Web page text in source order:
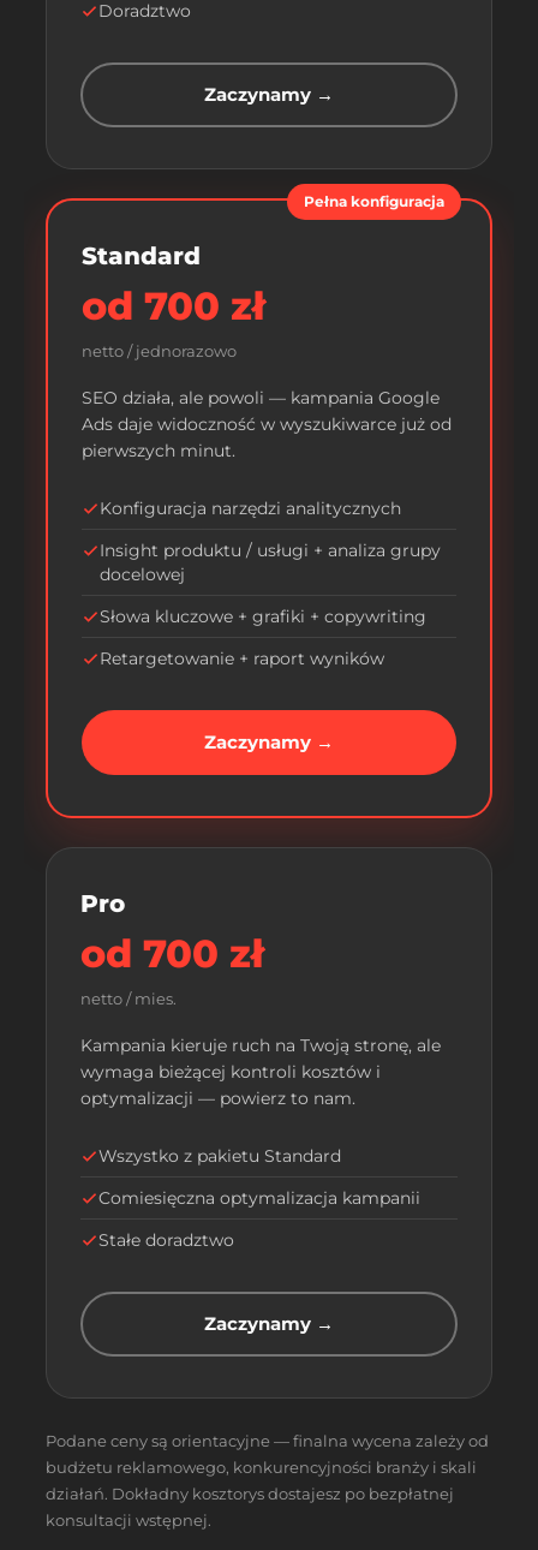
Doradztwo
Zaczynamy →
Pełna konfiguracja
Standard
od 700 zł
netto / jednorazowo
SEO działa, ale powoli — kampania Google
Ads daje widoczność w wyszukiwarce już od
pierwszych minut.
Konfiguracja narzędzi analitycznych
Insight produktu / usługi + analiza grupy
docelowej
Słowa kluczowe + grafiki + copywriting
Retargetowanie + raport wyników
Zaczynamy →
Pro
od 700 zł
netto / mies.
Kampania kieruje ruch na Twoją stronę, ale
wymaga bieżącej kontroli kosztów i
optymalizacji — powierz to nam.
Wszystko z pakietu Standard
Comiesięczna optymalizacja kampanii
Stałe doradztwo
Zaczynamy →
Podane ceny są orientacyjne — finalna wycena zależy od
budżetu reklamowego, konkurencyjności branży i skali
działań. Dokładny kosztorys dostajesz po bezpłatnej
konsultacji wstępnej.